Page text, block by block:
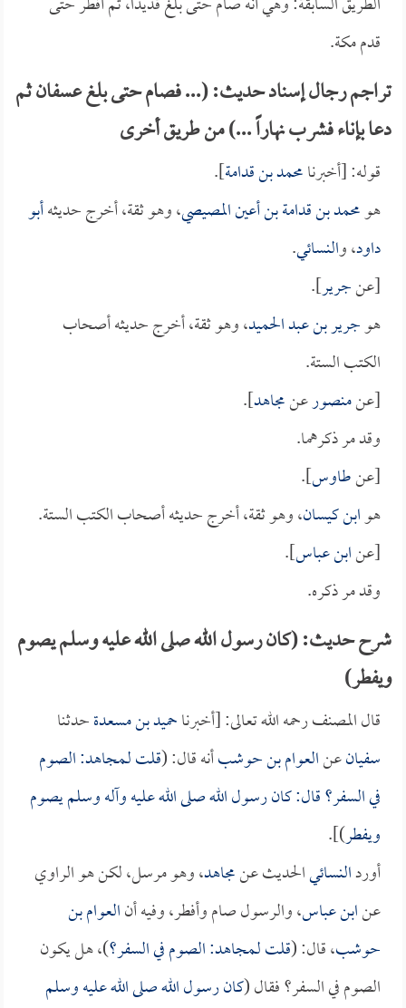
قدم مكة.
تراجم رجال إسناد حديث: (... فصام حتى بلغ عسفان ثم
دعا بإناء فشرب نهاراً ...) من طريق أخرى
قوله: [أخبرنامحمد بن قدامة].
هومحمد بن قدامة بن أعين المصيصي، وهو ثقة، أخرج حديثهأبو
داود، والنسائي.
[عنجرير].
هوجرير بن عبد الحميد، وهو ثقة، أخرج حديثه أصحاب
الكتب الستة.
[عنمنصورعنمجاهد].
وقد مر ذكرهما.
[عنطاوس].
هوابن كيسان، وهو ثقة، أخرج حديثه أصحاب الكتب الستة.
[عنابن عباس].
وقد مر ذكره.
شرح حديث: (كان رسول الله صلى الله عليه وسلم يصوم
ويفطر)
قال المصنف رحمه الله تعالى: [أخبرناحميد بن مسعدةحدثنا
سفيانعنالعوام بن حوشبأنه قال: (قلت لـمجاهد: الصوم
في السفر؟ قال: كان رسول الله صلى الله عليه وآله وسلم يصوم
ويفطر)].
أوردالنسائيالحديث عنمجاهد، وهو مرسل، لكن هو الراوي
عنابن عباس، والرسول صام وأفطر، وفيه أنالعوام بن
حوشب، قال: (قلت لـمجاهد: الصوم في السفر؟)، هل يكون
الصوم في السفر؟ فقال (كان رسول الله صلى الله عليه وسلم